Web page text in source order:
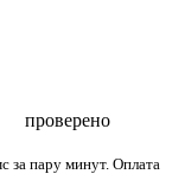
проверено
за пару минут. Оплата